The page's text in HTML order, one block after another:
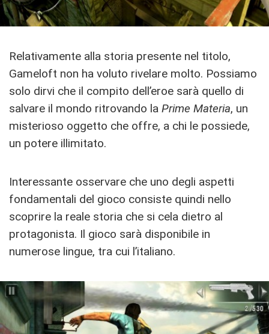
Relativamente alla storia presente nel titolo,
Gameloft non ha voluto rivelare molto. Possiamo
solo dirvi che il compito dell’eroe sarà quello di
salvare il mondo ritrovando la Prime Materia, un
misterioso oggetto che offre, a chi le possiede,
un potere illimitato.
Interessante osservare che uno degli aspetti
fondamentali del gioco consiste quindi nello
scoprire la reale storia che si cela dietro al
protagonista. Il gioco sarà disponibile in
numerose lingue, tra cui l’italiano.